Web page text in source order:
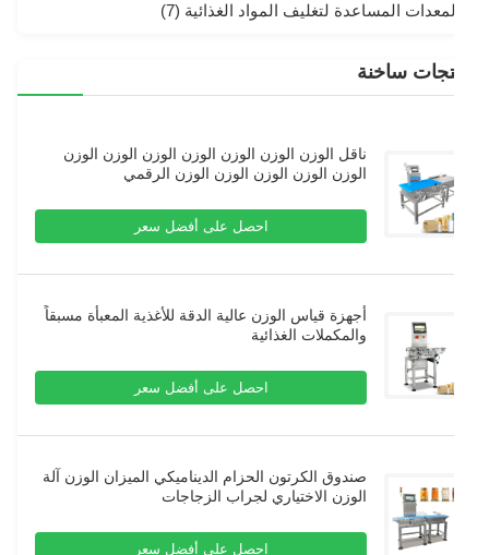
المساعدة لتغليف المواد الغذائية(7)
ساخنة
ناقل الوزن الوزن الوزن الوزن الوزن الوزن الوزن
الوزن الوزن الوزن الوزن الوزن الرقمي
احصل على أفضل سعر
أجهزة قياس الوزن عالية الدقة للأغذية المعبأة مسبقاً
والمكملات الغذائية
احصل على أفضل سعر
صندوق الكرتون الحزام الديناميكي الميزان الوزن آلة
الوزن الاختياري لجراب الزجاجات
احصل على أفضل سعر